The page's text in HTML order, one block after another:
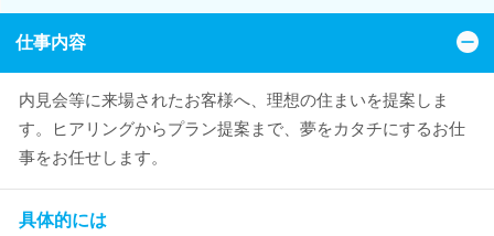
仕事内容
内見会等に来場されたお客様へ、理想の住まいを提案しま
す。ヒアリングからプラン提案まで、夢をカタチにするお仕
事をお任せします。
具体的には